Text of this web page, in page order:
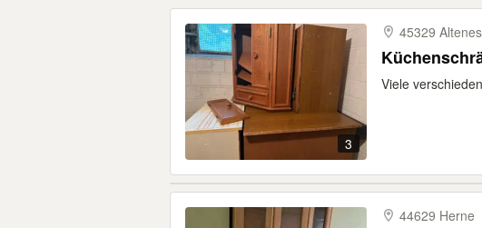
3
45329
Viele
44629 Herne